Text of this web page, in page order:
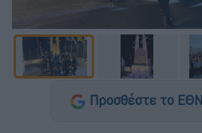
Προσθέστε το